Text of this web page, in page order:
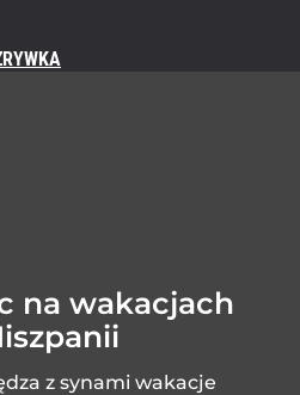
na wakacjach
z synami wakacje